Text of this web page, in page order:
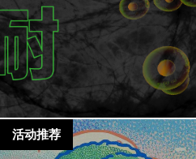
活动推荐